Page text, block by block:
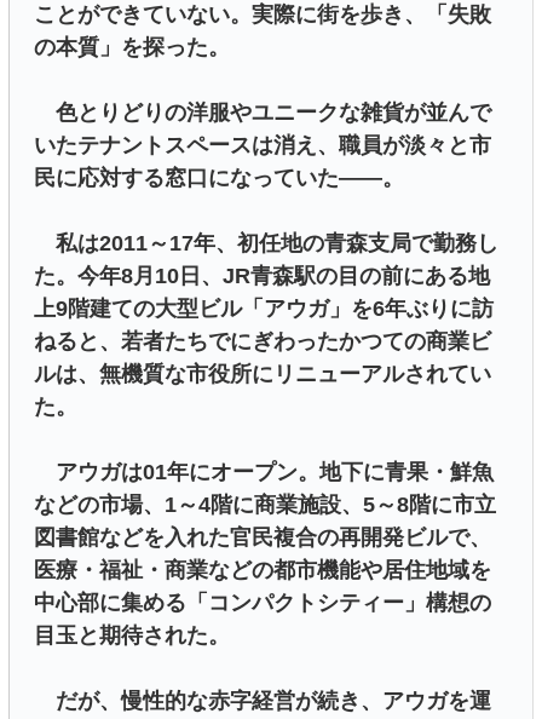
ことができていない。実際に街を歩き、「失敗
の本質」を探った。
色とりどりの洋服やユニークな雑貨が並んで
いたテナントスペースは消え、職員が淡々と市
民に応対する窓口になっていた――。
私は2011～17年、初任地の青森支局で勤務し
た。今年8月10日、JR青森駅の目の前にある地
上9階建ての大型ビル「アウガ」を6年ぶりに訪
ねると、若者たちでにぎわったかつての商業ビ
ルは、無機質な市役所にリニューアルされてい
た。
アウガは01年にオープン。地下に青果・鮮魚
などの市場、1～4階に商業施設、5～8階に市立
図書館などを入れた官民複合の再開発ビルで、
医療・福祉・商業などの都市機能や居住地域を
中心部に集める「コンパクトシティー」構想の
目玉と期待された。
だが、慢性的な赤字経営が続き、アウガを運